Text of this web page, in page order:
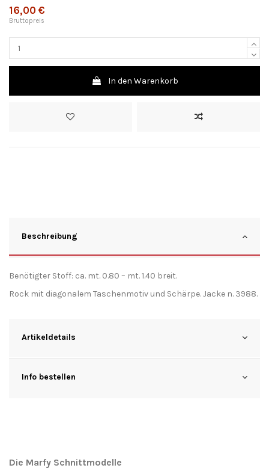
16,00 €
Bruttopreis
In den Warenkorb
Beschreibung
Benötigter Stoff: ca. mt. 0.80 – mt. 1.40 breit.
Rock mit diagonalem Taschenmotiv und Schärpe. Jacke n. 3988.
Artikeldetails
Info bestellen
Die Marfy Schnittmodelle